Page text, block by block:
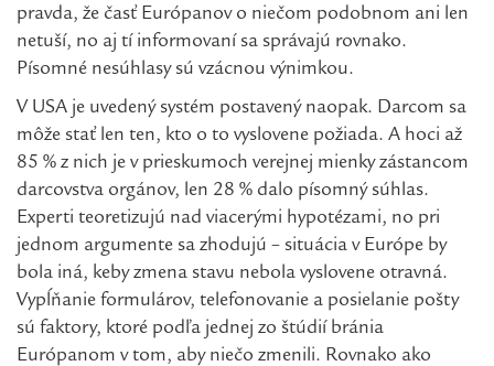
pravda, že časť Európanov o niečom podobnom ani len
netuší, no aj tí informovaní sa správajú rovnako.
Písomné nesúhlasy sú vzácnou výnimkou.
V USA je uvedený systém postavený naopak. Darcom sa
môže stať len ten, kto o to vyslovene požiada. A hoci až
85 % z nich je v prieskumoch verejnej mienky zástancom
darcovstva orgánov, len 28 % dalo písomný súhlas.
Experti teoretizujú nad viacerými hypotézami, no pri
jednom argumente sa zhodujú – situácia v Európe by
bola iná, keby zmena stavu nebola vyslovene otravná.
Vypĺňanie formulárov, telefonovanie a posielanie pošty
sú faktory, ktoré podľa jednej zo štúdií bránia
Európanom v tom, aby niečo zmenili. Rovnako ako